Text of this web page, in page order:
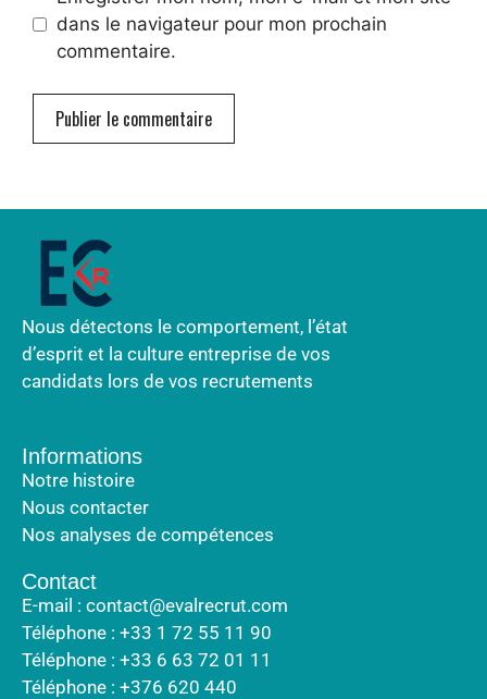
dans le navigateur pour mon prochain
commentaire.
Nous détectons le comportement, l’état
d’esprit et la culture entreprise de vos
candidats lors de vos recrutements
Informations
Notre histoire
Nous contacter
Nos analyses de compétences
Contact
E-mail : contact@evalrecrut.com
Téléphone : +33 1 72 55 11 90
Téléphone : +33 6 63 72 01 11
Téléphone : +376 620 440